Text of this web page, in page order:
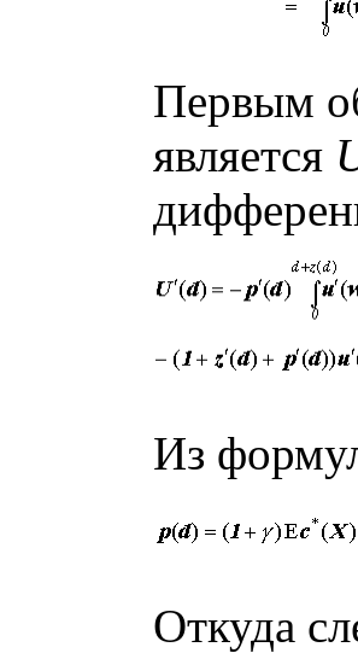
Первым
является
Из
Откуда